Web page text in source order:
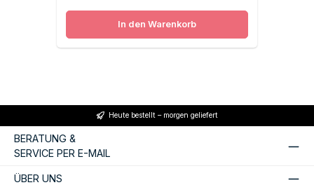
In den Warenkorb
Heute bestellt – morgen geliefert
BERATUNG &
SERVICE PER E-MAIL
ÜBER UNS